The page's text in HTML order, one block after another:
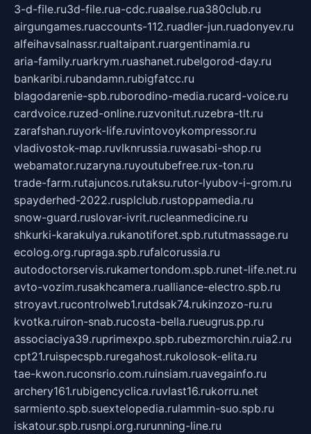
3-d-file.ru3d-file.rua-cdc.ruaalse.rua380club.ru
airgungames.ruaccounts-112.ruadler-jun.ruadonyev.ru
alfeihavsalnassr.rualtaipant.ruargentinamia.ru
aria-family.ruarkrym.ruashanet.rubelgorod-day.ru
bankaribi.rubandamn.rubigfatcc.ru
blagodarenie-spb.ruborodino-media.rucard-voice.ru
cardvoice.ruzed-online.ruzvonitut.ruzebra-tlt.ru
zarafshan.ruyork-life.ruvintovoykompressor.ru
vladivostok-map.ruvlknrussia.ruwasabi-shop.ru
webamator.ruzaryna.ruyoutubefree.rux-ton.ru
trade-farm.rutajuncos.rutaksu.rutor-lyubov-i-grom.ru
spayderhed-2022.rusplclub.rustoppamedia.ru
snow-guard.ruslovar-ivrit.rucleanmedicine.ru
shkurki-karakulya.rukanotiforet.spb.rututmassage.ru
ecolog.org.rupraga.spb.rufalcorussia.ru
autodoctorservis.rukamertondom.spb.runet-life.net.ru
avto-vozim.rusakhcamera.rualliance-electro.spb.ru
stroyavt.rucontrolweb1.rutdsak74.rukinzozo-ru.ru
kvotka.ruiron-snab.rucosta-bella.rueugrus.pp.ru
associaciya39.ruprimexpo.spb.rubezmorchin.ruia2.ru
cpt21.ruispecspb.ruregahost.rukolosok-elita.ru
tae-kwon.ruconsrio.com.ruinsiam.ruavegainfo.ru
archery161.rubigencyclica.ruvlast16.rukorru.net
sarmiento.spb.suextelopedia.rulammin-suo.spb.ru
iskatour.spb.rusnpi.org.rurunning-line.ru